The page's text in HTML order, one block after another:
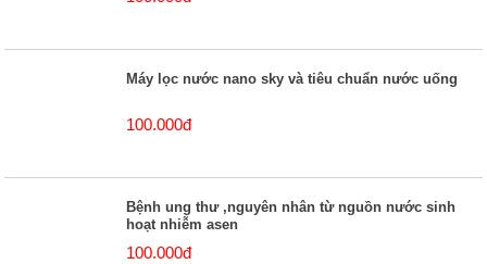
Máy lọc nước nano sky và tiêu chuẩn nước uống
100.000đ
Bệnh ung thư ,nguyên nhân từ nguồn nước sinh
hoạt nhiễm asen
100.000đ